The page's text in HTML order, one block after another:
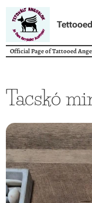
Official Page of Tattooed
Tacskó